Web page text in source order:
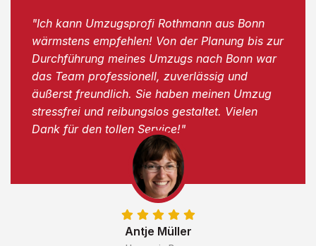
Antje Müller
"Ich kann Umzugsprofi Rothmann aus Bonn
wärmstens empfehlen! Von der Planung bis zur
Durchführung meines Umzugs nach Bonn war
das Team professionell, zuverlässig und
äußerst freundlich. Sie haben meinen Umzug
stressfrei und reibungslos gestaltet. Vielen
Dank für den tollen Service!"